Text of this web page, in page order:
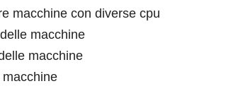
macchine con diverse cpu
macchine
macchine